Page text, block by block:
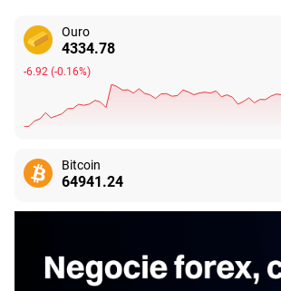
Ouro
4334.77
-6.93 (-0.16%)
Bitcoin
64941.27